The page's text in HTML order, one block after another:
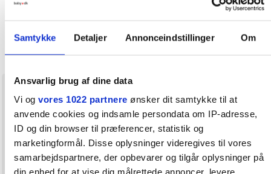
Samtykke Detaljer Annonceindstillinger Om
Ansvarlig brug af dine data
Vi og vores 1022 partnere ønsker dit samtykke til at
anvende cookies og indsamle persondata om IP-adresse,
ID og din browser til præferencer, statistik og
marketingformål. Disse oplysninger videregives til vores
samarbejdspartnere, der opbevarer og tilgår oplysninger på
din enhed for at vise dig målrettede annoncer, levere
20. august 2020
CBbaby
Ella11 skriver: